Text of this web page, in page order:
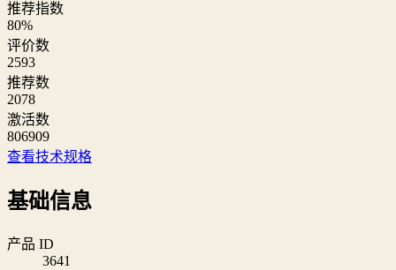
推荐指数
80%
评价数
2593
推荐数
2078
激活数
806909
查看技术规格
基础信息
产品 ID
3641